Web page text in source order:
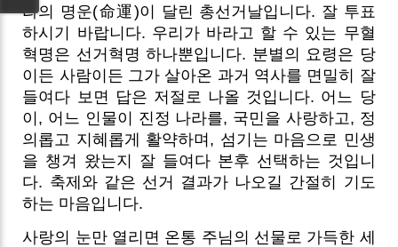
라의 명운(命運)이 달린 총선거날입니다. 잘 투표
하시기 바랍니다. 우리가 바라고 할 수 있는 무혈
혁명은 선거혁명 하나뿐입니다. 분별의 요령은 당
이든 사람이든 그가 살아온 과거 역사를 면밀히 잘
들여다 보면 답은 저절로 나올 것입니다. 어느 당
이, 어느 인물이 진정 나라를, 국민을 사랑하고, 정
의롭고 지혜롭게 활약하며, 섬기는 마음으로 민생
을 챙겨 왔는지 잘 들여다 본후 선택하는 것입니
다. 축제와 같은 선거 결과가 나오길 간절히 기도
하는 마음입니다.
사랑의 눈만 열리면 온통 주님의 선물로 가득한 세